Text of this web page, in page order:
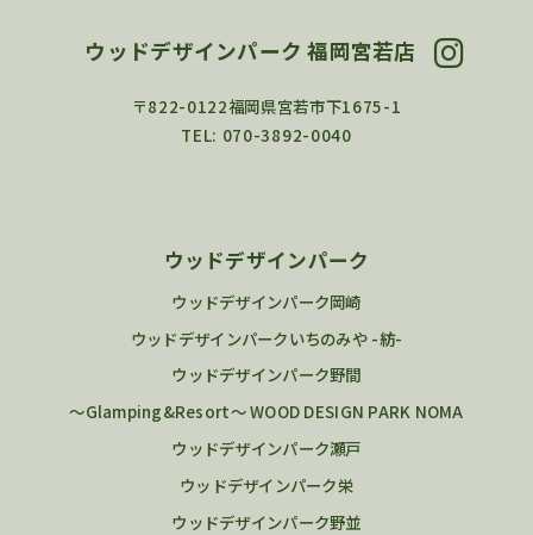
ウッドデザインパーク 福岡宮若店
〒822-0122福岡県宮若市下1675-1
TEL: 070-3892-0040
ウッドデザインパーク
ウッドデザインパーク岡崎
ウッドデザインパークいちのみや -紡-
ウッドデザインパーク野間
～Glamping&Resort～ WOOD DESIGN PARK NOMA
ウッドデザインパーク瀬戸
ウッドデザインパーク栄
ウッドデザインパーク野並